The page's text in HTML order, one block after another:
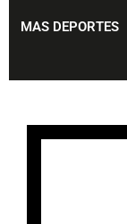
MAS DEPORTES